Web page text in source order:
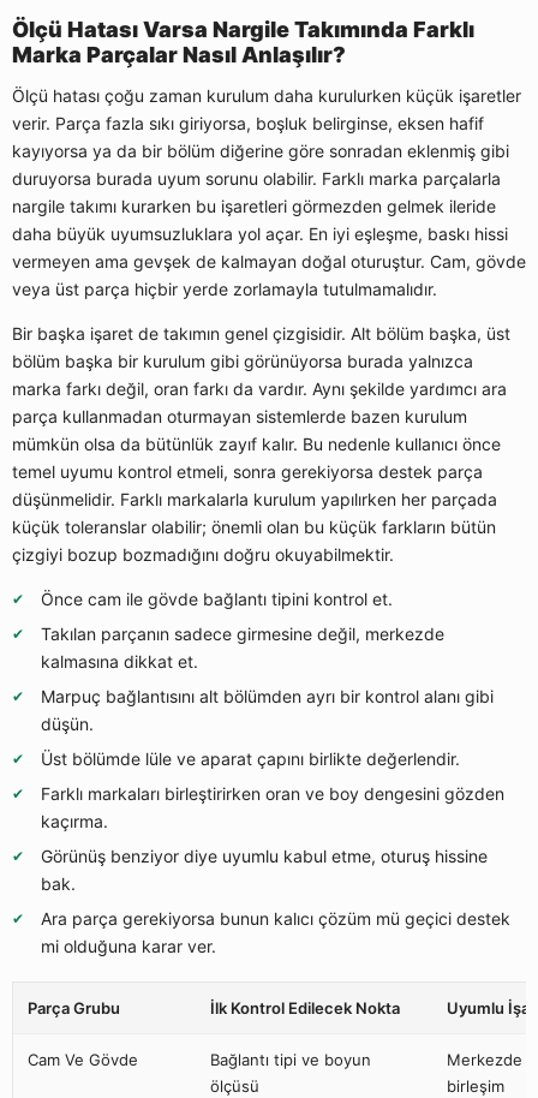
Ölçü Hatası Varsa Nargile Takımında Farklı
Marka Parçalar Nasıl Anlaşılır?
Ölçü hatası çoğu zaman kurulum daha kurulurken küçük işaretler
verir. Parça fazla sıkı giriyorsa, boşluk belirginse, eksen hafif
kayıyorsa ya da bir bölüm diğerine göre sonradan eklenmiş gibi
duruyorsa burada uyum sorunu olabilir. Farklı marka parçalarla
nargile takımı kurarken bu işaretleri görmezden gelmek ileride
daha büyük uyumsuzluklara yol açar. En iyi eşleşme, baskı hissi
vermeyen ama gevşek de kalmayan doğal oturuştur. Cam, gövde
veya üst parça hiçbir yerde zorlamayla tutulmamalıdır.
Bir başka işaret de takımın genel çizgisidir. Alt bölüm başka, üst
bölüm başka bir kurulum gibi görünüyorsa burada yalnızca
marka farkı değil, oran farkı da vardır. Aynı şekilde yardımcı ara
parça kullanmadan oturmayan sistemlerde bazen kurulum
mümkün olsa da bütünlük zayıf kalır. Bu nedenle kullanıcı önce
temel uyumu kontrol etmeli, sonra gerekiyorsa destek parça
düşünmelidir. Farklı markalarla kurulum yapılırken her parçada
küçük toleranslar olabilir; önemli olan bu küçük farkların bütün
çizgiyi bozup bozmadığını doğru okuyabilmektir.
Önce cam ile gövde bağlantı tipini kontrol et.
Takılan parçanın sadece girmesine değil, merkezde
kalmasına dikkat et.
Marpuç bağlantısını alt bölümden ayrı bir kontrol alanı gibi
düşün.
Üst bölümde lüle ve aparat çapını birlikte değerlendir.
Farklı markaları birleştirirken oran ve boy dengesini gözden
kaçırma.
Görünüş benziyor diye uyumlu kabul etme, oturuş hissine
bak.
Ara parça gerekiyorsa bunun kalıcı çözüm mü geçici destek
mi olduğuna karar ver.
Parça Grubu İlk Kontrol Edilecek Nokta Uyumlu
Cam Ve Gövde
Bağlantı tipi ve boyun
ölçüsü
Merkezde
birleşim